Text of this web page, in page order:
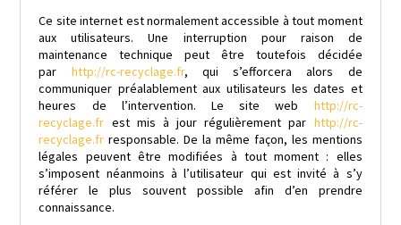
Ce site internet est normalement accessible à tout moment
aux utilisateurs. Une interruption pour raison de
maintenance technique peut être toutefois décidée
par
http://rc-recyclage.fr, qui s’efforcera alors de
communiquer préalablement aux utilisateurs les dates et
heures de l’intervention. Le site web
http://rc-
recyclage.fr est mis à jour régulièrement par http://rc-
recyclage.fr responsable. De la même façon, les mentions
légales peuvent être modifiées à tout moment : elles
s’imposent néanmoins à l’utilisateur qui est invité à s’y
référer le plus souvent possible afin d’en prendre
connaissance.